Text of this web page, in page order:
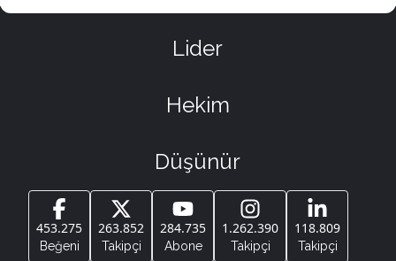
Lider
Hekim
Düşünür
453.275
Beğeni
263.852
Takipçi
284.735
Abone
1.262.390
Takipçi
118.809
Takipçi